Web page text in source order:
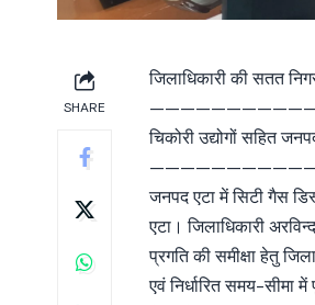
SHARE
जिलाधिकारी की सतत
चिकोरी उद्योगों सहित
जनपद एटा में सिटी गैस
एटा। जिलाधिकारी
प्रगति की समीक्षा हेतु
एवं निर्धारित समय-सीमा